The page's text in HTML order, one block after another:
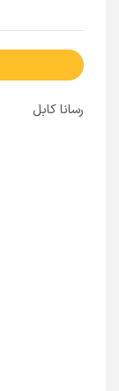
رسانا کابل